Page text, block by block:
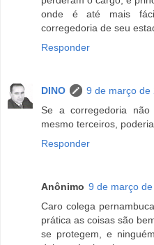
onde é até mais
corregedoria de seu
Responder
DINO
9 de março de
Se a corregedoria não
mesmo terceiros,
Responder
Anônimo 9 de março
Caro colega
prática as coisas são
se protegem, e